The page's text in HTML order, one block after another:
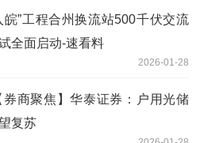
皖”工程合州换流站500千伏交流
全面启动-速看料
2026-01-28
券商聚焦】华泰证券：户用光储
复苏